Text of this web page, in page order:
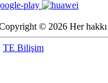
© 2026 Her hakkı
TE Bilişim